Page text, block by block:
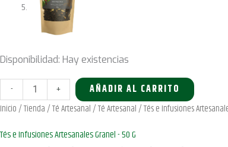
Disponibilidad: Hay existencias
-
50g
Black
Blend
+ AÑADIR AL CARRITO
Inicio/Tienda/Té Artesanal/Té Artesanal/Tés e Infusiones
Tés e Infusiones Artesanales Granel - 50 G